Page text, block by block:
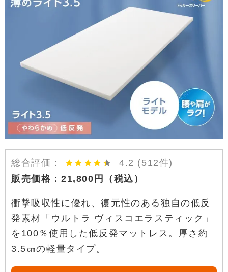
総合評価： 4.2 (512件)
販売価格： 21,800 円 （税込）
衝撃吸収性に優れ、復元性のある独自の低反
発素材「ウルトラ ヴィスコエラスティック」
を100％使用した低反発マットレス。厚さ約
3.5㎝の軽量タイプ。